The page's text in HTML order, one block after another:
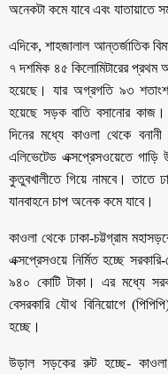
অনেকটা কমে যাবে এবং যাতায়াতে
এদিকে, শাহজালাল আন্তর্জাতিক
৭ দশমিক ৪৫ কিলোমিটারের প্রথম
হয়েছে। যার অগ্রগতি ৯৩
হয়েছে সড়ক বাতি বসানোর
দিনের মধ্যে কাওলা থেকে
এলিভেটেড এক্সপ্রেসওয়েতে গাড়ি
কুতুবখালীতে গিয়ে নামবে। তাতে
যানবাহনে চাপ অনেক কমে যাবে।
কাওলা থেকে ঢাকা-চট্টগ্রাম
এক্সপ্রেসওয়ে নির্মিত হচ্ছে
৯৪০ কোটি টাকা। এর মধ্যে
বেসরকারি যৌথ বিনিয়োগে
হচ্ছে।
উড়াল সড়কের রুট হচ্ছে- কাওলা,